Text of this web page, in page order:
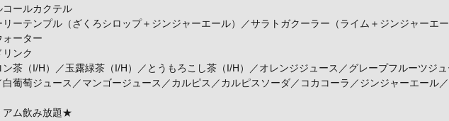
コールカクテル
ーテンプル（ざくろシロップ＋ジンジャーエール）／サラトガクーラー（ライム＋ジンジャーエ
ーター
リンク
茶（I/H）／玉露緑茶（I/H）／とうもろこし茶（I/H）／オレンジジュース／グレープフルーツジ
白葡萄ジュース／マンゴージュース／カルピス／カルピスソーダ／コカコーラ／ジンジャーエール
アム飲み放題★